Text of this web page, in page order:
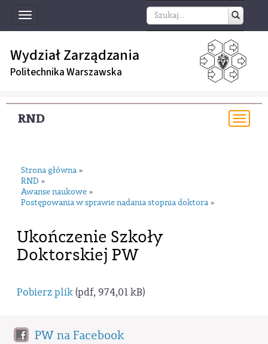
Toggle
navigation
Wydział Zarządzania
Politechnika Warszawska
RND
Strona główna »
RND »
Awanse naukowe »
Postępowania w sprawie nadania stopnia doktora »
Ukończenie Szkoły
Doktorskiej PW
Pobierz plik(pdf, 974,01 kB)
PW na Facebook